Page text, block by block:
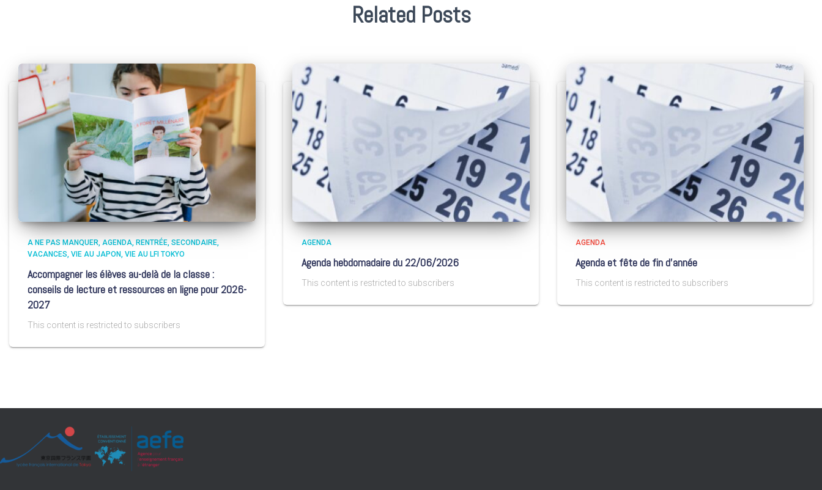
Related Posts
A NE PAS MANQUER AGENDA RENTRÉE SECONDAIRE
VACANCES VIE AU JAPON VIE AU LFI TOKYO
Accompagner les élèves au-delà de la classe :
conseils de lecture et ressources en ligne pour 2026-
2027
This content is restricted to subscribers
AGENDA
Agenda hebdomadaire du 22/06/2026
This content is restricted to subscribers
AGENDA
Agenda et fête de fin d’année
This content is restricted to subscribers